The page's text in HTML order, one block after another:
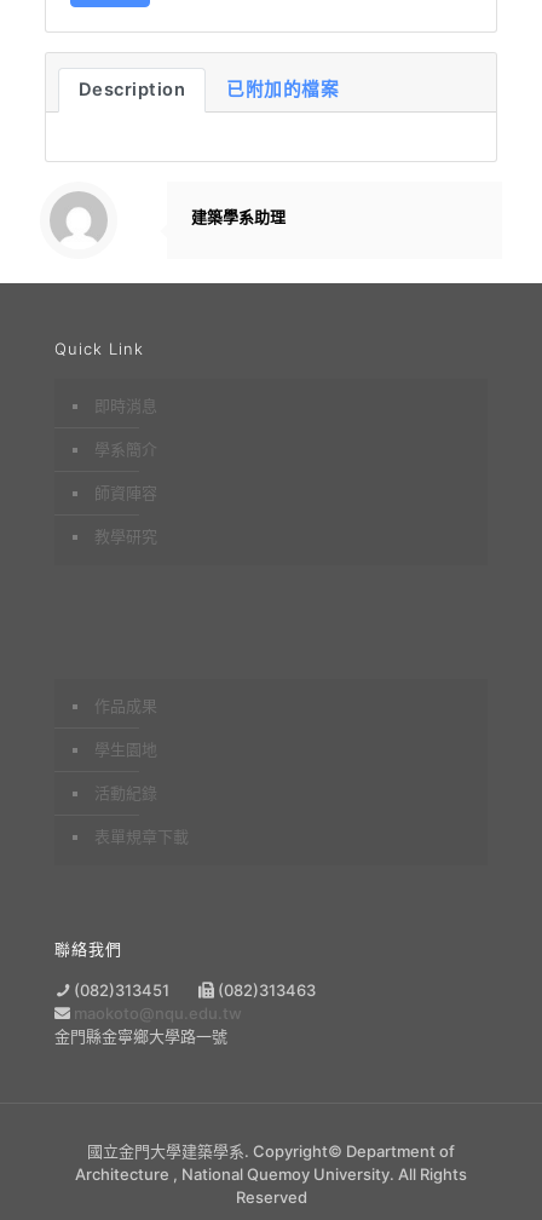
Description 已附加的檔案
建築學系助理
Quick Link
即時消息
學系簡介
師資陣容
教學研究
作品成果
學生園地
活動紀錄
表單規章下載
聯絡我們
(082)313451
(082)313463
maokoto@nqu.edu.tw
金門縣金寧鄉大學路一號
國立金門大學建築學系. Copyright© Department of
Architecture , National Quemoy University. All Rights
Reserved